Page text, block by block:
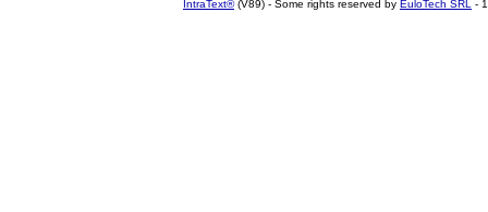
IntraText®(V89) - Some rights reserved by EuloTech SRL -